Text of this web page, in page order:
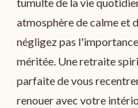
atmosphère de calme et
négligez pas
méritée. Une retraite
parfaite de vous
renouer avec votre